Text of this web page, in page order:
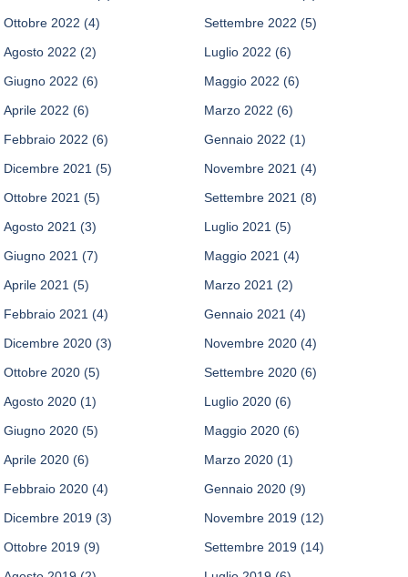
Ottobre 2022 (4) Settembre 2022 (5)
Agosto 2022 (2) Luglio 2022 (6)
Giugno 2022 (6) Maggio 2022 (6)
Aprile 2022 (6) Marzo 2022 (6)
Febbraio 2022 (6) Gennaio 2022 (1)
Dicembre 2021 (5) Novembre 2021 (4)
Ottobre 2021 (5) Settembre 2021 (8)
Agosto 2021 (3) Luglio 2021 (5)
Giugno 2021 (7) Maggio 2021 (4)
Aprile 2021 (5) Marzo 2021 (2)
Febbraio 2021 (4) Gennaio 2021 (4)
Dicembre 2020 (3) Novembre 2020 (4)
Ottobre 2020 (5) Settembre 2020 (6)
Agosto 2020 (1) Luglio 2020 (6)
Giugno 2020 (5) Maggio 2020 (6)
Aprile 2020 (6) Marzo 2020 (1)
Febbraio 2020 (4) Gennaio 2020 (9)
Dicembre 2019 (3) Novembre 2019 (12)
Ottobre 2019 (9) Settembre 2019 (14)